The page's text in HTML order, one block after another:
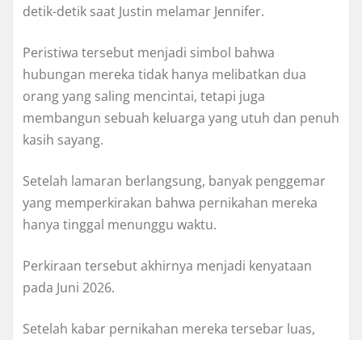
detik-detik saat Justin melamar Jennifer.
Peristiwa tersebut menjadi simbol bahwa
hubungan mereka tidak hanya melibatkan dua
orang yang saling mencintai, tetapi juga
membangun sebuah keluarga yang utuh dan penuh
kasih sayang.
Setelah lamaran berlangsung, banyak penggemar
yang memperkirakan bahwa pernikahan mereka
hanya tinggal menunggu waktu.
Perkiraan tersebut akhirnya menjadi kenyataan
pada Juni 2026.
Setelah kabar pernikahan mereka tersebar luas,